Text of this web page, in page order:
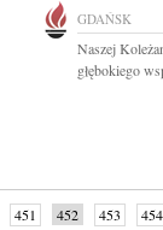
GDAŃSK
Naszej
głębokiego
451 452 453
454